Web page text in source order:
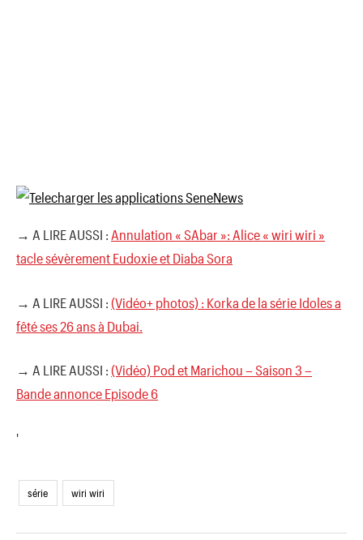
→ A LIRE AUSSI : Annulation « SAbar »: Alice « wiri wiri »
tacle sévèrement Eudoxie et Diaba Sora
→ A LIRE AUSSI : (Vidéo+ photos) : Korka de la série Idoles a
fêté ses 26 ans à Dubai.
→ A LIRE AUSSI : (Vidéo) Pod et Marichou – Saison 3 –
Bande annonce Episode 6
'
série wiri wiri